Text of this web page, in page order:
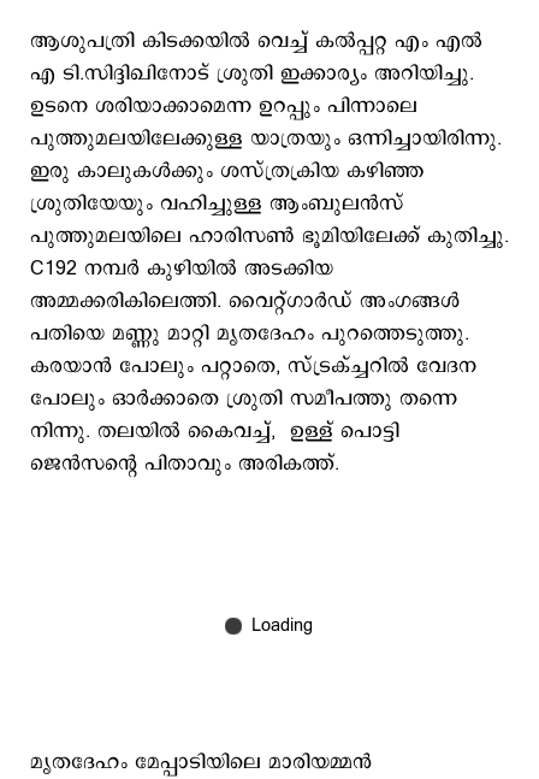
ആശുപത്രി കിടക്കയില്‍ വെച്ച് കല്‍പ്പറ്റ എം എല്‍
എ ടി.സിദ്ദിഖിനോട് ശ്രുതി ഇക്കാര്യം അറിയിച്ചു.
ഉടനെ ശരിയാക്കാമെന്ന ഉറപ്പും പിന്നാലെ
പുത്തുമലയിലേക്കുള്ള യാത്രയും ഒന്നിച്ചായിരിന്നു.
ഇരു കാലുകള്‍ക്കും ശസ്ത്രക്രിയ കഴിഞ്ഞ
ശ്രുതിയേയും വഹിച്ചുള്ള ആംബുലന്‍സ്
പുത്തുമലയിലെ ഹാരിസണ്‍ ഭൂമിയിലേക്ക് കുതിച്ചു.
C192 നമ്പര്‍ കുഴിയില്‍ അടക്കിയ
അമ്മക്കരികിലെത്തി. വൈറ്റ്ഗാര്‍ഡ് അംഗങ്ങള്‍
പതിയെ മണ്ണു മാറ്റി മൃതദേഹം പുറത്തെടുത്തു.
കരയാന്‍ പോലും പറ്റാതെ, സ്ട്രക്ച്ചറില്‍ വേദന
പോലും ഓര്‍ക്കാതെ ശ്രുതി സമീപത്തു തന്നെ
നിന്നു. തലയില്‍ കൈവച്ച്, ഉള്ള് പൊട്ടി
ജെന്‍സന്‍റെ പിതാവും അരികത്ത്.
മൃതദേഹം മേപ്പാടിയിലെ മാരിയമ്മന്‍